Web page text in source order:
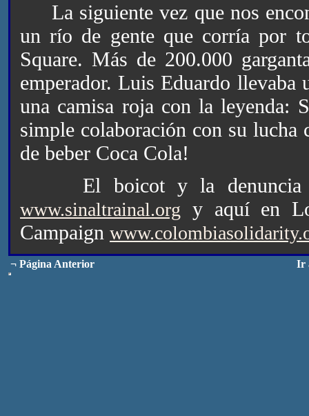
La siguiente vez que nos
un río de gente que corría por
Square. Más de 200.000
emperador. Luis Eduardo
una camisa roja con la leyenda:
simple colaboración con su lucha
de beber Coca Cola!
El boicot y la denuncia
www.sinaltrainal.org y aquí en
Campaign
¬ Página Anterior Ir